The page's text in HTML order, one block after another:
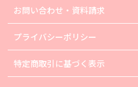
お問い合わせ・資料請求
プライバシーポリシー
特定商取引に基づく表示